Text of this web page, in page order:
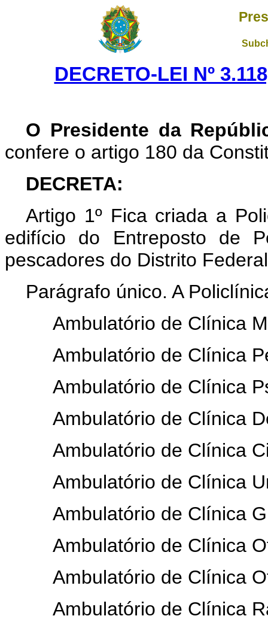
DECRETO-LEI Nº
O Presidente da
confere o artigo 180 da
DECRETA:
Artigo 1º Fica criada a
edifício do Entreposto de
pescadores do Distrito
Parágrafo único. A
Ambulatório de Clínica
Ambulatório de Clínica
Ambulatório de Clínica
Ambulatório de Clínica
Ambulatório de Clínica
Ambulatório de Clínica
Ambulatório de Clínica
Ambulatório de Clínica
Ambulatório de Clínica
Ambulatório de Clínica